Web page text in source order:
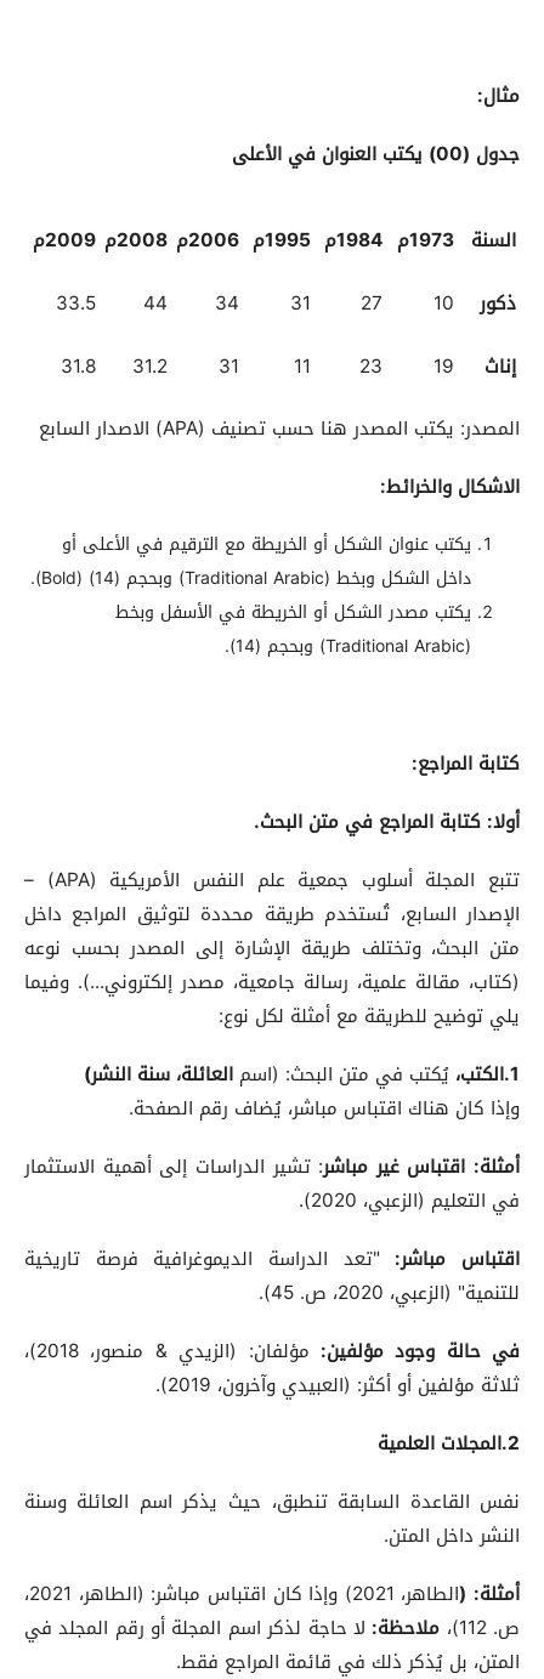
مثال:
جدول (00)
يكتب العنوان في الأعلى
السنة 1973م 1984م 1995م 2006م 2008م
2009م
ذكور
10
27
31
34
44
33.5
إناث
19
23
11
31
31.2
31.8
المصدر: يكتب المصدر هنا حسب تصنيف (APA) الاصدار السابع
الاشكال والخرائط:
يكتب عنوان الشكل أو الخريطة مع الترقيم في الأعلى أو
داخل الشكل وبخط (Traditional Arabic) وبحجم (14) (Bold).
يكتب مصدر الشكل أو الخريطة في الأسفل وبخط
(Traditional Arabic) وبحجم (14).
كتابة المراجع:
أولا: كتابة المراجع في متن البحث.
تتبع المجلة أسلوب جمعية علم النفس الأمريكية (APA) –
الإصدار السابع، تُستخدم طريقة محددة لتوثيق المراجع داخل
متن البحث، وتختلف طريقة الإشارة إلى المصدر بحسب نوعه
(كتاب، مقالة علمية، رسالة جامعية، مصدر إلكتروني...). وفيما
يلي توضيح للطريقة مع أمثلة لكل نوع:
1.الكتب،
يُكتب في متن البحث: (اسم العائلة، سنة النشر)
وإذا كان هناك اقتباس مباشر، يُضاف رقم الصفحة.
أمثلة: اقتباس غير مباشر: تشير الدراسات إلى أهمية الاستثمار
في التعليم (الزعبي، 2020).
اقتباس مباشر: "تعد الدراسة الديموغرافية فرصة تاريخية
للتنمية" (الزعبي، 2020، ص. 45).
في حالة وجود مؤلفين:
مؤلفان: (الزيدي & منصور، 2018)،
ثلاثة مؤلفين أو أكثر: (العبيدي وآخرون، 2019).
2.المجلات العلمية
نفس القاعدة السابقة تنطبق، حيث يذكر اسم العائلة وسنة
النشر داخل المتن.
أمثلة:
(
الطاهر، 2021) وإذا كان اقتباس مباشر: (الطاهر، 2021،
ص. 112)،
ملاحظة: لا حاجة لذكر اسم المجلة أو رقم المجلد في
المتن، بل يُذكر ذلك في قائمة المراجع فقط.